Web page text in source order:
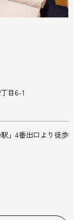
目6-1
」4番出口より徒歩